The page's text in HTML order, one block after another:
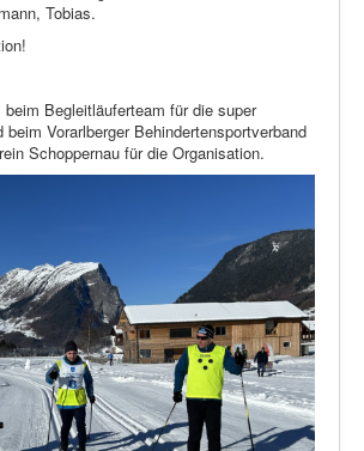
Tobias.
Begleitläuferteam für die super
beim Vorarlberger Behindertensportverband
Schoppernau für die Organisation.